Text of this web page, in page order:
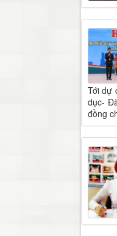
Tới dự
dục-
đồng